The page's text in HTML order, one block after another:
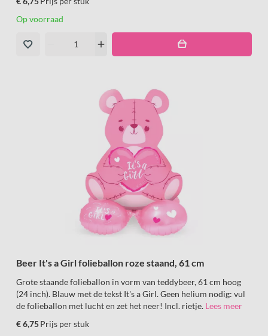
Op voorraad
add
Beer It's a Girl folieballon roze staand, 61 cm
Grote staande folieballon in vorm van teddybeer, 61 cm hoog
(24 inch). Blauw met de tekst It's a Girl. Geen helium nodig: vul
de folieballon met lucht en zet het neer! Incl. rietje. Lees meer
€ 6,75Prijs per stuk